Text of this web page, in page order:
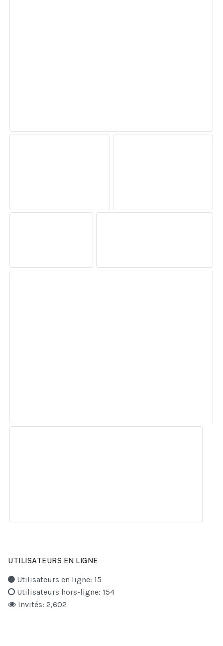
UTILISATEURS EN LIGNE
Utilisateurs en ligne: 15
Utilisateurs hors-ligne: 154
Invités: 2,602